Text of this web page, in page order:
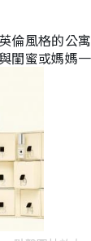
倫風格的公
蜜或媽媽